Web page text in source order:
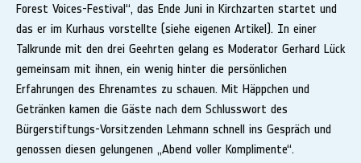
Forest Voices-Festival“, das Ende Juni in Kirchzarten startet und
das er im Kurhaus vorstellte (siehe eigenen Artikel). In einer
Talkrunde mit den drei Geehrten gelang es Moderator Gerhard Lück
gemeinsam mit ihnen, ein wenig hinter die persönlichen
Erfahrungen des Ehrenamtes zu schauen. Mit Häppchen und
Getränken kamen die Gäste nach dem Schlusswort des
Bürgerstiftungs-Vorsitzenden Lehmann schnell ins Gespräch und
genossen diesen gelungenen „Abend voller Komplimente“.